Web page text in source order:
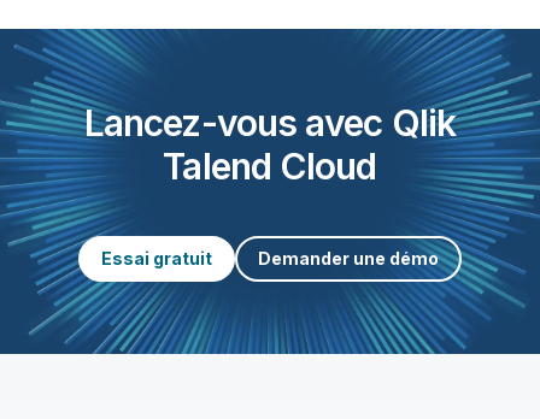
Lancez-vous avec Qlik
Talend Cloud
Essai gratuit Demander une démo